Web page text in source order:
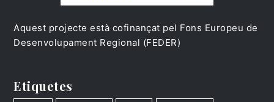
Aquest projecte està cofinançat pel Fons Europeu de
Desenvolupament Regional (FEDER)
Etiquetes